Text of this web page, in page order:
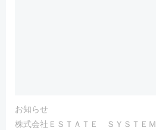
お知らせ
株式会社ＥＳＴＡＴＥ ＳＹＳＴＥＭ